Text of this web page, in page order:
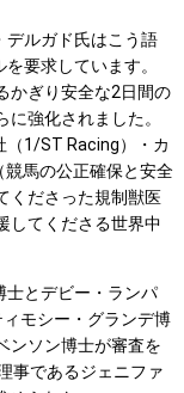
ルガド氏はこう語
要求しています。
かぎり安全な2日間の
強化されました。
（1/ST Racing）・カ
競馬の公正確保と安全
くださった規制獣医
してくださる世界中
とデビー・ランパ
モシー・グランデ博
ンソン博士が審査を
事であるジェニファ